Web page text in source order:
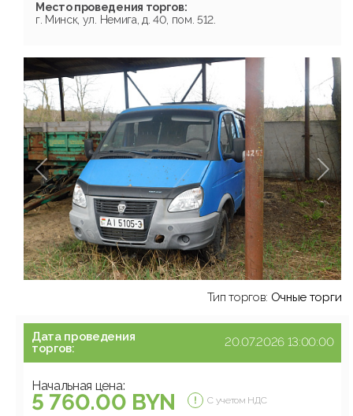
Место проведения торгов:
г. Минск, ул. Немига, д. 40, пом. 512.
Тип торгов: Очные торги
Дата проведения
торгов:
20.07.2026 13:00:00
Начальная цена:
5 760.00 BYN С учетом НДС